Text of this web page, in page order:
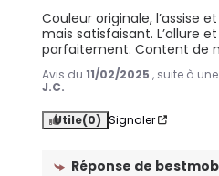
Couleur originale, l’assise
mais satisfaisant. L’allure
parfaitement. Content de
Avis du11/02/2025 , suite à
J.C.
Utile(0) Signaler
Réponse de